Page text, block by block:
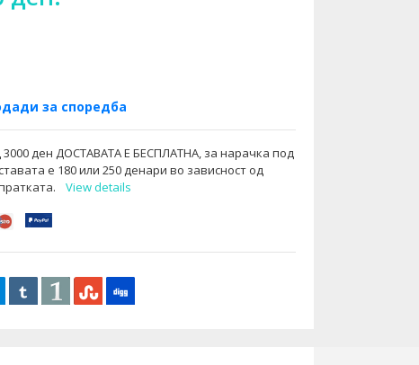
за споредба
ден ДОСТАВАТА Е БЕСПЛАТНА, за нарачка под
е 180 или 250 денари во зависност од
View details